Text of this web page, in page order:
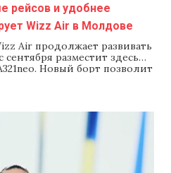
рейсов и удобнее
Wizz Air в Молдове
Air продолжает развивать
разместит здесь
Новый борт позволит
на востребованных
Wizz Air Ян Малин